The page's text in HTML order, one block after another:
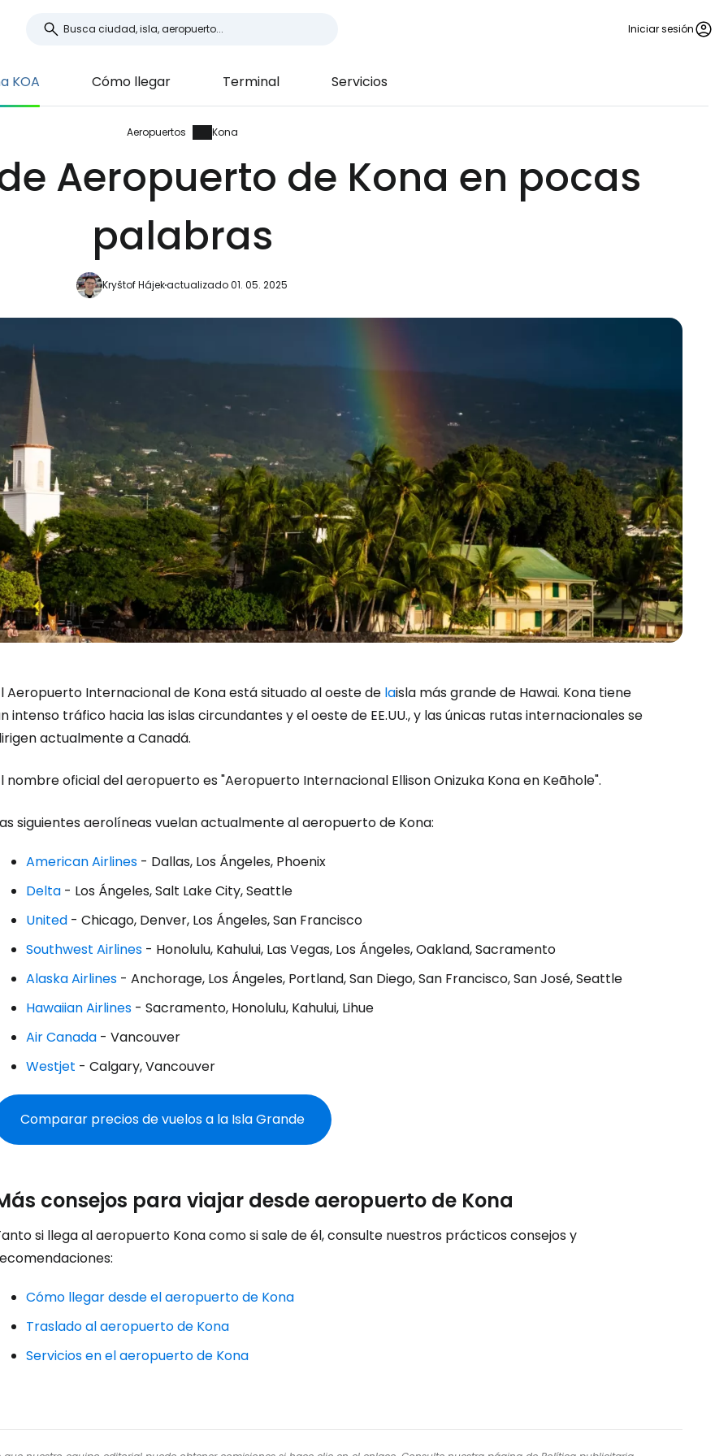
Iniciar sesión
KOA Cómo llegar Terminal Servicios
Aeropuertos Kona
Aeropuerto de Kona en pocas
palabras
Kryštof Hájekactualizado 01. 05. 2025
Aeropuerto Internacional de Kona está situado al oeste de laisla más grande de Hawai. Kona tiene
intenso tráfico hacia las islas circundantes y el oeste de EE.UU., y las únicas rutas internacionales se
actualmente a Canadá.
nombre oficial del aeropuerto es "Aeropuerto Internacional Ellison Onizuka Kona en Keāhole".
siguientes aerolíneas vuelan actualmente al aeropuerto de Kona:
American Airlines - Dallas, Los Ángeles, Phoenix
Delta - Los Ángeles, Salt Lake City, Seattle
United - Chicago, Denver, Los Ángeles, San Francisco
Southwest Airlines - Honolulu, Kahului, Las Vegas, Los Ángeles, Oakland, Sacramento
Alaska Airlines - Anchorage, Los Ángeles, Portland, San Diego, San Francisco, San José, Seattle
Hawaiian Airlines - Sacramento, Honolulu, Kahului, Lihue
Air Canada - Vancouver
Westjet - Calgary, Vancouver
Comparar precios de vuelos a la Isla Grande
consejos para viajar desde aeropuerto de Kona
si llega al aeropuerto Kona como si sale de él, consulte nuestros prácticos consejos y
Cómo llegar desde el aeropuerto de Kona
Traslado al aeropuerto de Kona
Servicios en el aeropuerto de Kona
Iniciar sesión en Cestee
... la comunidad mundial de viajeros
Continuar con Google
Continuar con Facebook